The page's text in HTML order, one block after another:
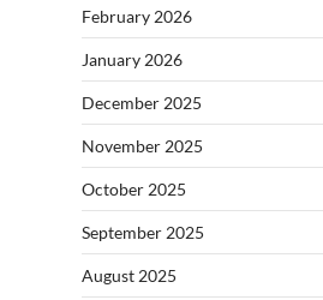
February 2026
January 2026
December 2025
November 2025
October 2025
September 2025
August 2025